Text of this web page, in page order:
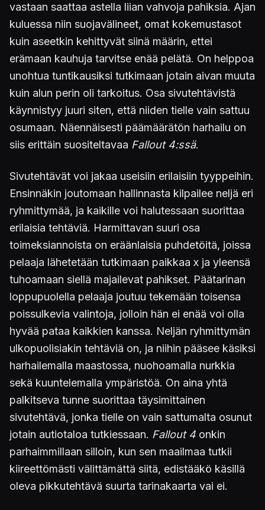
vastaan saattaa astella liian vahvoja pahiksia. Ajan
kuluessa niin suojavälineet, omat kokemustasot
kuin aseetkin kehittyvät siinä määrin, ettei
erämaan kauhuja tarvitse enää pelätä. On helppoa
unohtua tuntikausiksi tutkimaan jotain aivan muuta
kuin alun perin oli tarkoitus. Osa sivutehtävistä
käynnistyy juuri siten, että niiden tielle vain sattuu
osumaan. Näennäisesti päämäärätön harhailu on
siis erittäin suositeltavaa Fallout 4:ssä.
Sivutehtävät voi jakaa useisiin erilaisiin tyyppeihin.
Ensinnäkin joutomaan hallinnasta kilpailee neljä eri
ryhmittymää, ja kaikille voi halutessaan suorittaa
erilaisia tehtäviä. Harmittavan suuri osa
toimeksiannoista on eräänlaisia puhdetöitä, joissa
pelaaja lähetetään tutkimaan paikkaa x ja yleensä
tuhoamaan siellä majailevat pahikset. Päätarinan
loppupuolella pelaaja joutuu tekemään toisensa
poissulkevia valintoja, jolloin hän ei enää voi olla
hyvää pataa kaikkien kanssa. Neljän ryhmittymän
ulkopuolisiakin tehtäviä on, ja niihin pääsee käsiksi
harhailemalla maastossa, nuohoamalla nurkkia
sekä kuuntelemalla ympäristöä. On aina yhtä
palkitseva tunne suorittaa täysimittainen
sivutehtävä, jonka tielle on vain sattumalta osunut
jotain autiotaloa tutkiessaan. Fallout 4 onkin
parhaimmillaan silloin, kun sen maailmaa tutkii
kiireettömästi välittämättä siitä, edistääkö käsillä
oleva pikkutehtävä suurta tarinakaarta vai ei.